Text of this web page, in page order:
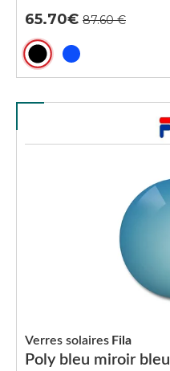
65.70
Poly bleu miroir bleu
Verres solaires Fila